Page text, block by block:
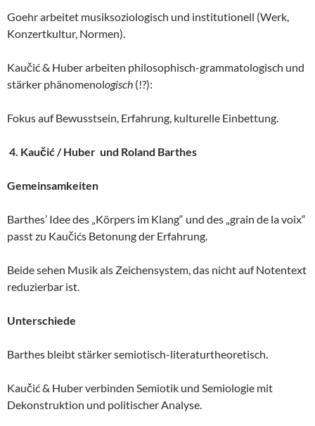
Goehr arbeitet musiksoziologisch und institutionell (Werk,
Konzertkultur, Normen).
Kaučić & Huber arbeiten philosophisch-grammatologisch und
stärker phänomenologisch (!?):
Fokus auf Bewusstsein, Erfahrung, kulturelle Einbettung.
4. Kaučić / Huber und Roland Barthes
Gemeinsamkeiten
Barthes’ Idee des „Körpers im Klang“ und des „grain de la voix“
passt zu Kaučićs Betonung der Erfahrung.
Beide sehen Musik als Zeichensystem, das nicht auf Notentext
reduzierbar ist.
Unterschiede
Barthes bleibt stärker semiotisch-literaturtheoretisch.
Kaučić & Huber verbinden Semiotik und Semiologie mit
Dekonstruktion und politischer Analyse.